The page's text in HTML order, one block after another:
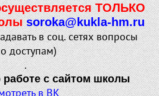
ТОЛЬКО
soroka@kukla-hm.ru
в соц. сетях вопросы
доступам)
.
работе с сайтом школы
в ВК